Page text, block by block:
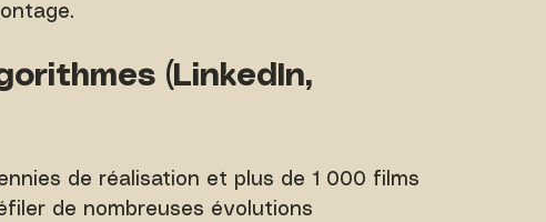
(LinkedIn,
de réalisation et plus de 1 000 films
de nombreuses évolutions